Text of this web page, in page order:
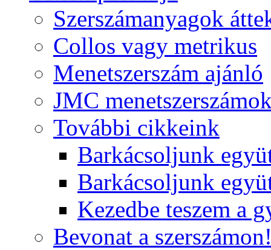
Szerszámanyagok
Collos vagy metrikus
Menetszerszám ajánló
JMC
További cikkeink
Barkácsoljunk
Barkácsoljunk
Kezedbe teszem a
Bevonat a